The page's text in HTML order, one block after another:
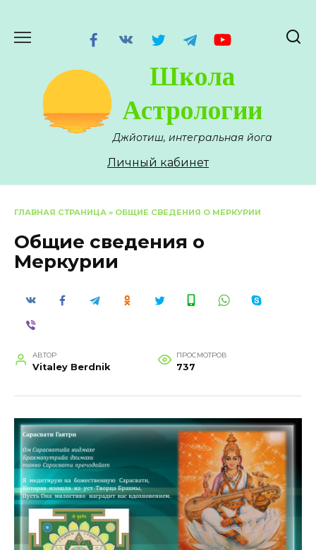
содержанию
Школа
Астрологии
Джйотиш, интегральная йога
Личный кабинет
ГЛАВНАЯ СТРАНИЦА » ОБЩИЕ СВЕДЕНИЯ О МЕРКУРИИ
Общие сведения о
Меркурии
АВТОР
Vitaley Berdnik
ПРОСМОТРОВ
737